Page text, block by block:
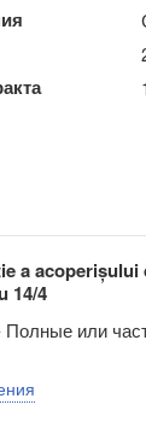
a
14/4
Полные или